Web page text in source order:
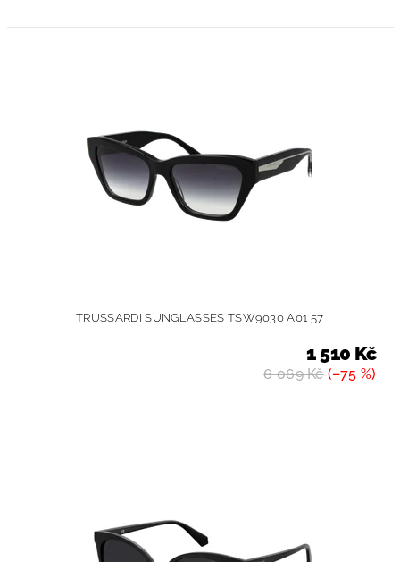
TRUSSARDI SUNGLASSES TSW9030 A01 57
6 069 Kč(–75 %)
1 510 Kč